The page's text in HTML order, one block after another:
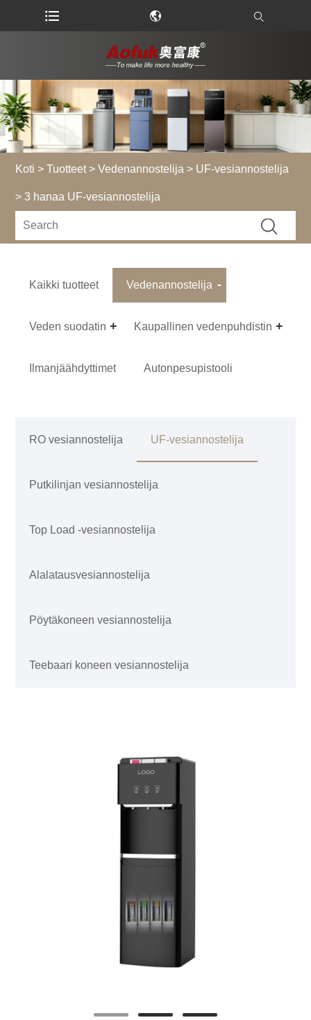
Koti > Tuotteet>Vedenannostelija > UF-vesiannostelija
> 3 hanaa UF-vesiannostelija
Kaikki tuotteet Vedenannostelija
Veden suodatin Kaupallinen vedenpuhdistin
Ilmanjäähdyttimet Autonpesupistooli
RO vesiannostelija UF-vesiannostelija
Putkilinjan vesiannostelija
Top Load -vesiannostelija
Alalatausvesiannostelija
Pöytäkoneen vesiannostelija
Teebaari koneen vesiannostelija